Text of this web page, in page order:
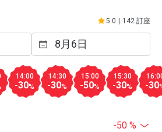
5.0 142 訂座
14:00
-30%
14:30
-30%
15:00
-50%
15:30
-30% -30
-50 %